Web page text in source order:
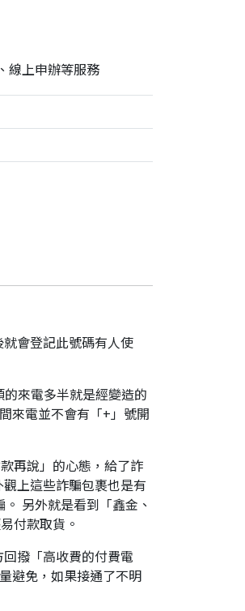
線上申辦等服務
會登記此號碼有人使
來電多半就是經變造的
來電並不會有「+」號開
再說」的心態，給了詐
上這些詐騙包裹也是有
另外就是看到「鑫金、
付款取貨。
撥「高收費的付費電
避免，如果接通了不明